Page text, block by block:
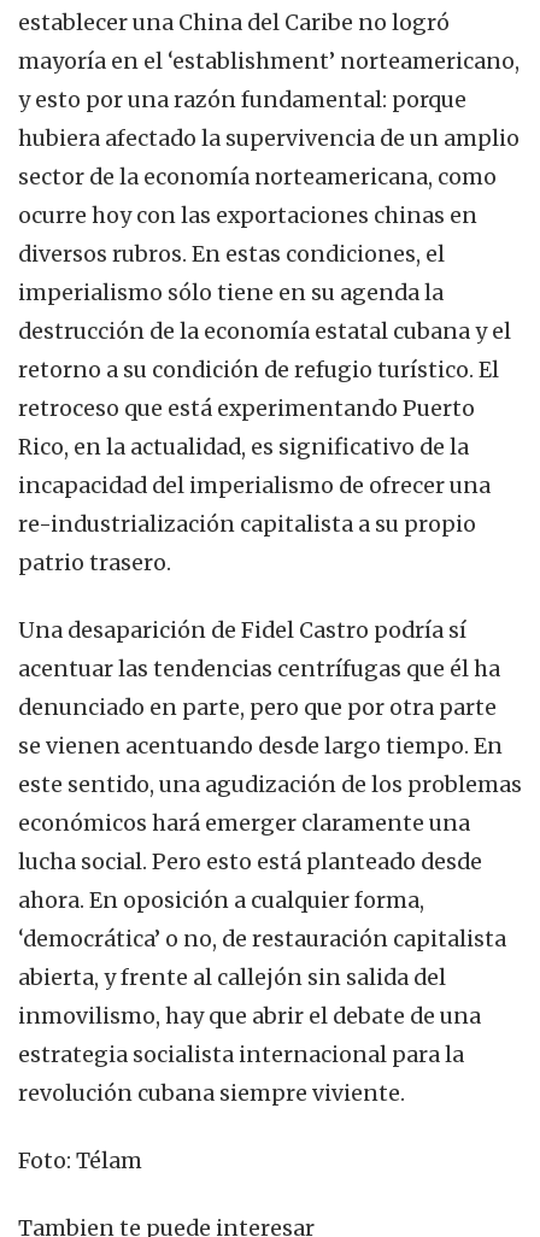
establecer una China del Caribe no logró
mayoría en el ‘establishment’ norteamericano,
y esto por una razón fundamental: porque
hubiera afectado la supervivencia de un amplio
sector de la economía norteamericana, como
ocurre hoy con las exportaciones chinas en
diversos rubros. En estas condiciones, el
imperialismo sólo tiene en su agenda la
destrucción de la economía estatal cubana y el
retorno a su condición de refugio turístico. El
retroceso que está experimentando Puerto
Rico, en la actualidad, es significativo de la
incapacidad del imperialismo de ofrecer una
re-industrialización capitalista a su propio
patrio trasero.
Una desaparición de Fidel Castro podría sí
acentuar las tendencias centrífugas que él ha
denunciado en parte, pero que por otra parte
se vienen acentuando desde largo tiempo. En
este sentido, una agudización de los problemas
económicos hará emerger claramente una
lucha social. Pero esto está planteado desde
ahora. En oposición a cualquier forma,
‘democrática’ o no, de restauración capitalista
abierta, y frente al callejón sin salida del
inmovilismo, hay que abrir el debate de una
estrategia socialista internacional para la
revolución cubana siempre viviente.
Foto: Télam
Tambien te puede interesar